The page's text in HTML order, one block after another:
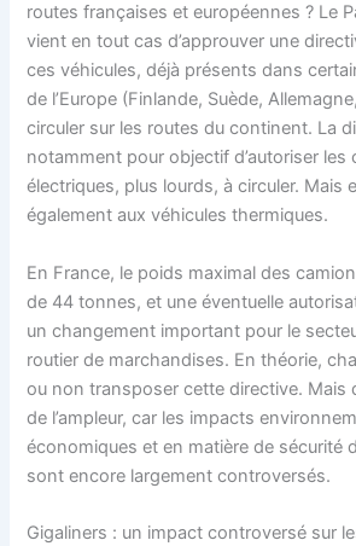
routes françaises et européennes ? Le
vient en tout cas d’approuver une
ces véhicules, déjà présents dans
de l’Europe (Finlande, Suède,
circuler sur les routes du continent. La
notamment pour objectif d’autoriser les
électriques, plus lourds, à circuler. Mais
également aux véhicules thermiques.
En France, le poids maximal des
de 44 tonnes, et une éventuelle
un changement important pour le
routier de marchandises. En théorie,
ou non transposer cette directive. Mais
de l’ampleur, car les impacts
économiques et en matière de sécurité
sont encore largement controversés.
Gigaliners : un impact controversé sur